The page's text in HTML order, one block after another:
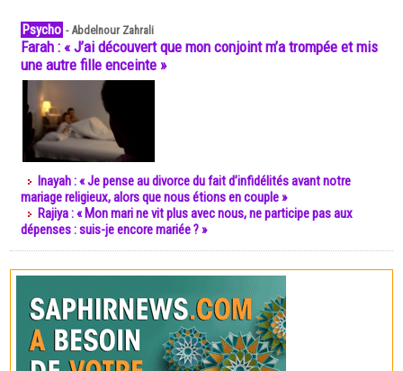
Psycho -Abdelnour Zahrali
Farah : « J’ai découvert que mon conjoint m’a trompée et mis
une autre fille enceinte »
Inayah : « Je pense au divorce du fait d’infidélités avant notre
mariage religieux, alors que nous étions en couple »
Rajiya : « Mon mari ne vit plus avec nous, ne participe pas aux
dépenses : suis-je encore mariée ? »